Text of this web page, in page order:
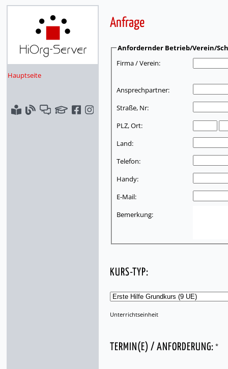
Hauptseite
Anfrage
Anfordernder Betrieb/Verein/
Firma / Verein:
Ansprechpartner:
Straße, Nr:
PLZ, Ort:
Land:
Telefon:
Handy:
E-Mail:
Bemerkung:
KURS-TYP:
Unterrichtseinheit
TERMIN(E) / ANFORDERUNG: *